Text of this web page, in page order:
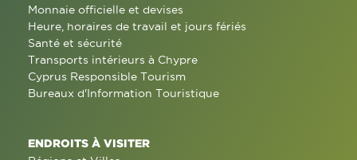
Monnaie officielle et devises
Heure, horaires de travail et jours fériés
Santé et sécurité
Transports intérieurs à Chypre
Cyprus Responsible Tourism
Bureaux d'Information Touristique
ENDROITS À VISITER